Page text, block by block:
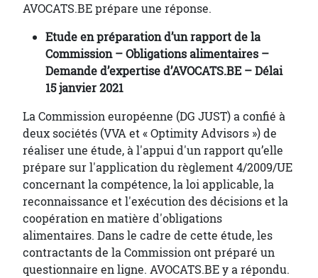
AVOCATS.BE prépare une réponse.
Etude en préparation d’un rapport de la
Commission – Obligations alimentaires –
Demande d’expertise d’AVOCATS.BE – Délai
15 janvier 2021
La Commission européenne (DG JUST) a confié à
deux sociétés (VVA et « Optimity Advisors ») de
réaliser une étude, à l'appui d'un rapport qu’elle
prépare sur l'application du règlement 4/2009/UE
concernant la compétence, la loi applicable, la
reconnaissance et l'exécution des décisions et la
coopération en matière d'obligations
alimentaires. Dans le cadre de cette étude, les
contractants de la Commission ont préparé un
questionnaire en ligne. AVOCATS.BE y a répondu.